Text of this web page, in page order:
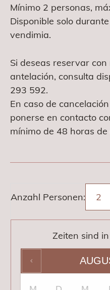
Mínimo 2 personas,
Disponible solo
vendimia.
Si deseas reservar
antelación, consulta
293 592.
En caso de
ponerse en contacto
mínimo de 48 horas de
Anzahl Personen:
Zeiten sind in